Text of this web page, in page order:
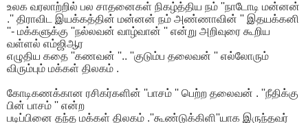
உலக வரலாற்றில் பல சாதனைகள் நிகழ்த்திய நம் ''நாடோடி மன்னன்
.'' திராவிட இயக்கத்தின் மன்னன் நம் அண்ணாவின் '' இதயக்கனி
''- மக்களுக்கு ''நல்லவன் வாழ்வான் '' என்று அறிவுரை கூறிய
வள்ளல் எம்ஜிஆர
எழுதிய கதை ''கணவன் ''.. ''குடும்ப தலைவன் '' எல்லோரும்
விரும்பும் மக்கள் திலகம் .
கோடிகணக்கான ரசிகர்களின் ''பாசம் '' பெற்ற தலைவன் . ''நீதிக்கு
பின் பாசம் '' என்ற
படிப்பினை தந்த மக்கள் திலகம் .''கூண்டுக்கிளி''யாக இருந்தவர்